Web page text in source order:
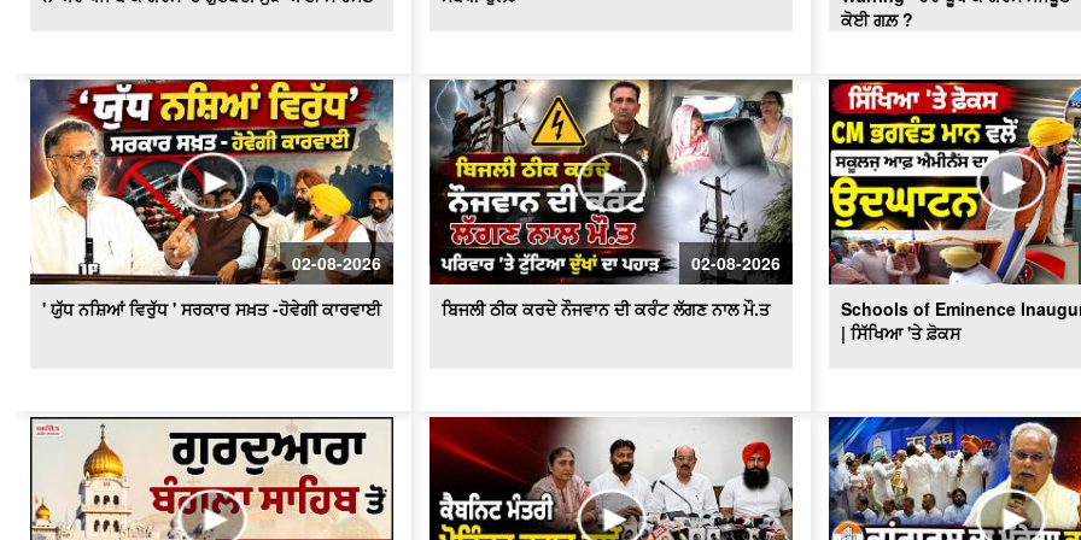
ਕੋਈ ਗਲ਼ ?
02-08-2026
' ਯੁੱਧ ਨਸ਼ਿਆਂ ਵਿਰੁੱਧ ' ਸਰਕਾਰ ਸਖ਼ਤ -ਹੋਵੇਗੀ ਕਾਰਵਾਈ
02-08-2026
ਬਿਜਲੀ ਠੀਕ ਕਰਦੇ ਨੌਜਵਾਨ ਦੀ ਕਰੰਟ ਲੱਗਣ ਨਾਲ ਮੌ.ਤ
Schools of Eminence
| ਸਿੱਖਿਆ 'ਤੇ ਫ਼ੋਕਸ